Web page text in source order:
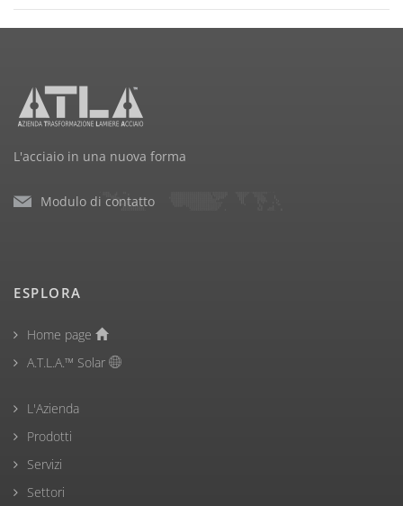
L'acciaio in una nuova forma
Modulo di contatto
ESPLORA
Home page
A.T.L.A.™ Solar
L'Azienda
Prodotti
Servizi
Settori